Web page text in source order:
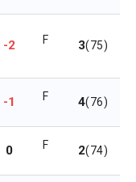
-2 F 3(75)
-1 F 4(76)
0 F 2(74)